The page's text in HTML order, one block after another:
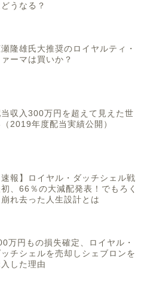
うなる？
瀬隆雄氏大推奨のロイヤルティ・
ァーマは買いか？
当収入300万円を超えて見えた世
2019年度配当実績公開）
速報】ロイヤル・ダッチシェル戦
、66％の大減配発表！でもろく
崩れ去った人生設計とは
万円もの損失確定、ロイヤル・
ッチシェルを売却しシェブロンを
した理由